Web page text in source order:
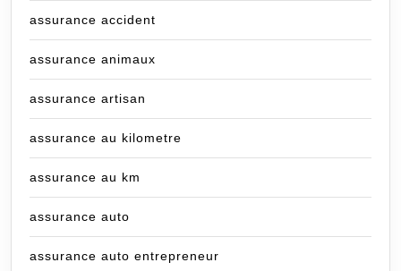
assurance accident
assurance animaux
assurance artisan
assurance au kilometre
assurance au km
assurance auto
assurance auto entrepreneur